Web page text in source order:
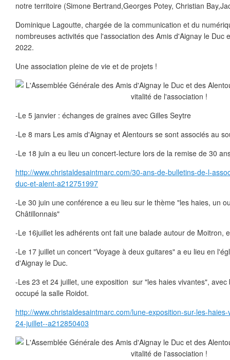
notre territoire (Simone Bertrand,Georges Potey, Christian
Dominique Lagoutte, chargée de la communication et du
nombreuses activités que l'association des Amis d'Aignay le Duc
2022.
Une association pleine de vie et de projets !
-Le 5 janvier : échanges de graines avec Gilles Seytre
-Le 8 mars Les amis d'Aignay et Alentours se sont associés au
-Le 18 juin a eu lieu un concert-lecture lors de la remise de 30
http://www.christaldesaintmarc.com/30-ans-de-bulletins-de-l-
duc-et-alent-a212751997
-Le 30 juin une conférence a eu lieu sur le thème "les haies, un
Châtillonnais"
-Le 16juillet les adhérents ont fait une balade autour de Moitron,
-Le 17 juillet un concert "Voyage à deux guitares" a eu lieu en
d'Aignay le Duc.
-Les 23 et 24 juillet, une exposition sur "les haies vivantes",
occupé la salle Roidot.
http://www.christaldesaintmarc.com/lune-exposition-sur-les-
24-juillet--a212850403